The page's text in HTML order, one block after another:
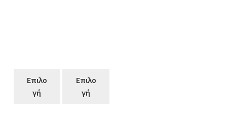
Επιλο
γή
Επιλο
γή